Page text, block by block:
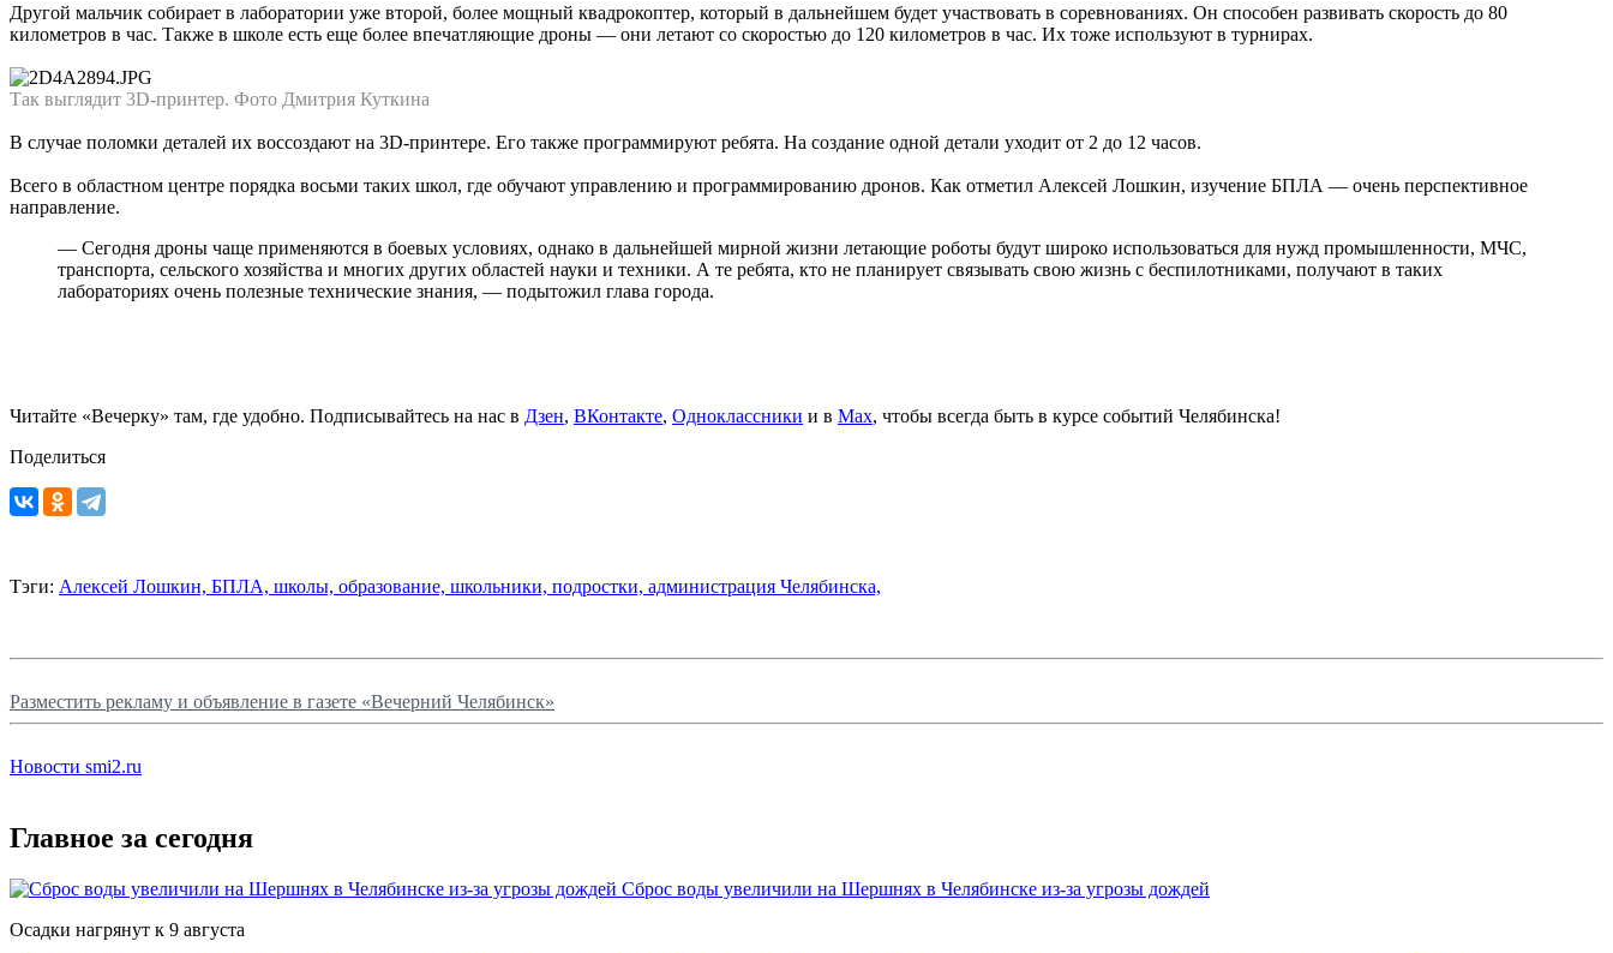
Другой мальчик собирает в лаборатории уже второй, более мощный квадрокоптер, который в дальнейшем будет участвовать в соревнованиях. Он способен развивать скорость до 80
километров в час. Также в школе есть еще более впечатляющие дроны — они летают со скоростью до 120 километров в час. Их тоже используют в турнирах.
Так выглядит 3D-принтер. Фото Дмитрия Куткина
В случае поломки деталей их воссоздают на 3D-принтере. Его также программируют ребята. На создание одной детали уходит от 2 до 12 часов.
Всего в областном центре порядка восьми таких школ, где обучают управлению и программированию дронов. Как отметил Алексей Лошкин, изучение БПЛА — очень перспективное
направление.
— Сегодня дроны чаще применяются в боевых условиях, однако в дальнейшей мирной жизни летающие роботы будут широко использоваться для нужд промышленности, МЧС,
транспорта, сельского хозяйства и многих других областей науки и техники. А те ребята, кто не планирует связывать свою жизнь с беспилотниками, получают в таких
лабораториях очень полезные технические знания, — подытожил глава города.
Читайте «Вечерку» там, где удобно. Подписывайтесь на нас в Дзен, ВКонтакте, Одноклассники и в Max, чтобы всегда быть в курсе событий Челябинска!
Поделиться
Тэги: Алексей Лошкин, БПЛА, школы, образование, школьники, подростки, администрация Челябинска,
Разместить рекламу и объявление в газете «Вечерний Челябинск»
Новости smi2.ru
Главное за сегодня
Сброс воды увеличили на Шершнях в Челябинске из-за угрозы дождей
Осадки нагрянут к 9 августа